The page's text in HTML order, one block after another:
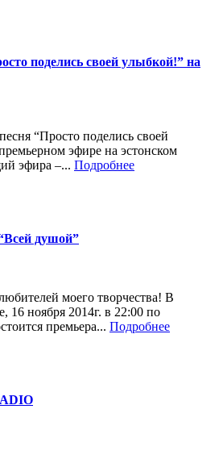
поделись своей улыбкой!” на
“Просто поделись своей
эфире на эстонском
эфира –... Подробнее
душой”
моего творчества! В
16 ноября 2014г. в 22:00 по
премьера... Подробнее